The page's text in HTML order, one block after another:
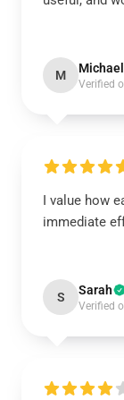
M Michael
Verified
I value how
immediate
S Sarah
Verified